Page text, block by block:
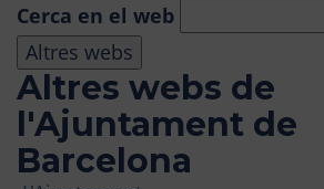
Cerca en el web
Altres webs
Altres webs de
l'Ajuntament de
Barcelona
ÀREA PANORÀMICA
MASIA TIBIDABO
FUNICULAR